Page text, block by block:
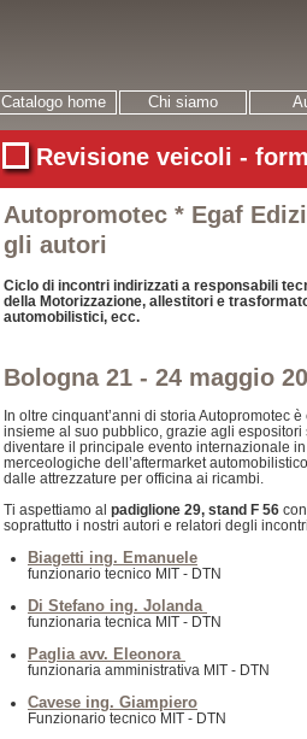
Catalogo home Chi siamo
Revisione veicoli -
Autopromotec * Egaf
gli autori
Ciclo di incontri indirizzati a responsabili
della Motorizzazione, allestitori e
automobilistici, ecc.
Bologna 21 - 24 maggio
In oltre cinquant’anni di storia Autopromotec
insieme al suo pubblico, grazie agli
diventare il principale evento internazionale
merceologiche dell’aftermarket
dalle attrezzature per officina ai ricambi.
Ti aspettiamo al padiglione 29, stand F 56
soprattutto i nostri autori e relatori degli
Biagetti ing. Emanuele
funzionario tecnico MIT - DTN
Di Stefano ing. Jolanda
funzionaria tecnica MIT - DTN
Paglia avv. Eleonora
funzionaria amministrativa MIT - DTN
Cavese ing. Giampiero
Funzionario tecnico MIT - DTN